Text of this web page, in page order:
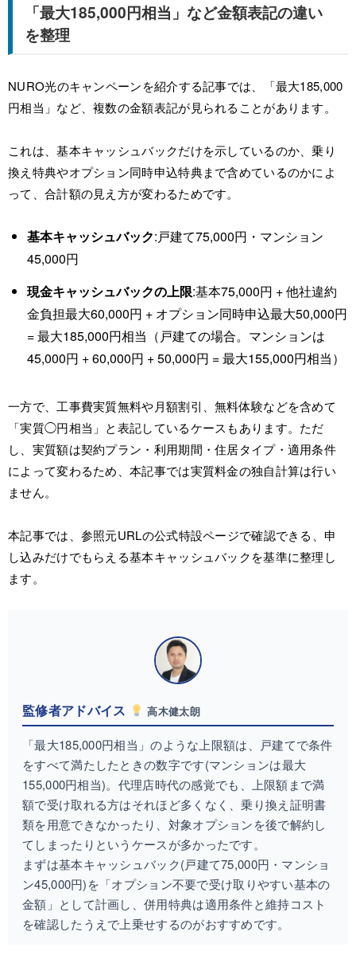
「最大185,000円相当」など金額表記の違い
を整理
NURO光のキャンペーンを紹介する記事では、「最大185,000
円相当」など、複数の金額表記が見られることがあります。
これは、基本キャッシュバックだけを示しているのか、乗り
換え特典やオプション同時申込特典まで含めているのかによ
って、合計額の見え方が変わるためです。
基本キャッシュバック:戸建て75,000円・マンション
45,000円
現金キャッシュバックの上限:基本75,000円 + 他社違約
金負担最大60,000円 + オプション同時申込最大50,000円
= 最大185,000円相当（戸建ての場合。マンションは
45,000円 + 60,000円 + 50,000円 = 最大155,000円相当）
一方で、工事費実質無料や月額割引、無料体験などを含めて
「実質◯円相当」と表記しているケースもあります。ただ
し、実質額は契約プラン・利用期間・住居タイプ・適用条件
によって変わるため、本記事では実質料金の独自計算は行い
ません。
本記事では、参照元URLの公式特設ページで確認できる、申
し込みだけでもらえる基本キャッシュバックを基準に整理し
ます。
監修者アドバイス 高木健太朗
「最大185,000円相当」のような上限額は、戸建てで条件
をすべて満たしたときの数字です(マンションは最大
155,000円相当)。代理店時代の感覚でも、上限額まで満
額で受け取れる方はそれほど多くなく、乗り換え証明書
類を用意できなかったり、対象オプションを後で解約し
てしまったりというケースが多かったです。
まずは基本キャッシュバック(戸建て75,000円・マンショ
ン45,000円)を「オプション不要で受け取りやすい基本の
金額」として計画し、併用特典は適用条件と維持コスト
を確認したうえで上乗せするのがおすすめです。